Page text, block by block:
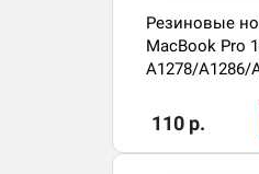
Резиновые
MacBook Pro
A1278/A1286/
110 р.